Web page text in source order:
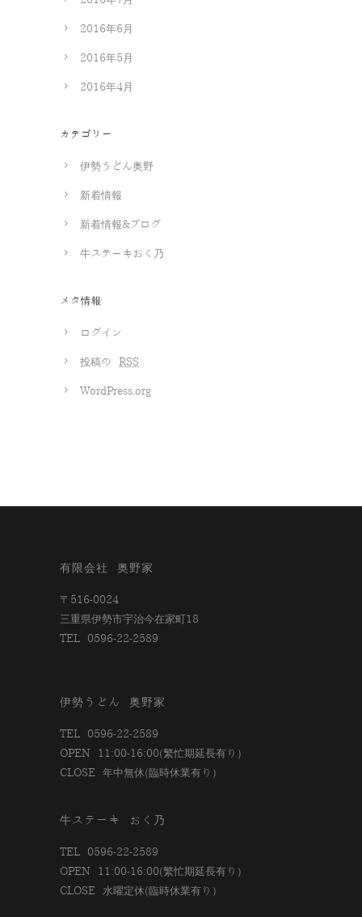
2016年6月
2016年5月
2016年4月
カテゴリー
伊勢うどん奥野
新着情報
新着情報&ブログ
牛ステーキおく乃
メタ情報
ログイン
投稿の RSS
WordPress.org
有限会社 奥野家
〒516-0024
三重県伊勢市宇治今在家町18
TEL 0596-22-2589
伊勢うどん 奥野家
TEL 0596-22-2589
OPEN 11:00-16:00(繁忙期延長有り）
CLOSE 年中無休(臨時休業有り）
牛ステーキ おく乃
TEL 0596-22-2589
OPEN 11:00-16:00(繁忙期延長有り）
CLOSE 水曜定休(臨時休業有り）